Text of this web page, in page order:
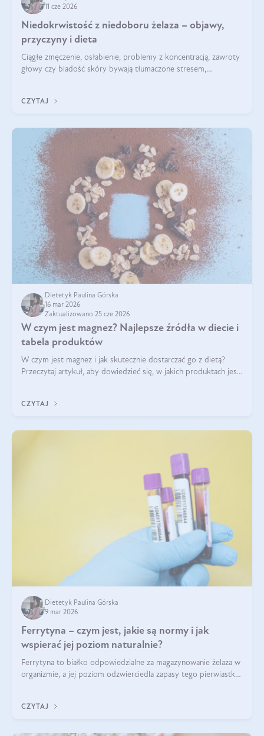
11 cze 2026
Niedokrwistość z niedoboru żelaza – objawy,
przyczyny i dieta
Ciągłe zmęczenie, osłabienie, problemy z koncentracją, zawroty
głowy czy bladość skóry bywają tłumaczone stresem,
CZYTAJ
Dietetyk Paulina Górska
16 mar 2026
Zaktualizowano 25 cze 2026
W czym jest magnez? Najlepsze źródła w diecie i
tabela produktów
W czym jest magnez i jak skutecznie dostarczać go z dietą?
Przeczytaj artykuł, aby dowiedzieć się, w jakich produktach jest
CZYTAJ
Dietetyk Paulina Górska
9 mar 2026
Ferrytyna – czym jest, jakie są normy i jak
wspierać jej poziom naturalnie?
Ferrytyna to białko odpowiedzialne za magazynowanie żelaza w
organizmie, a jej poziom odzwierciedla zapasy tego pierwiastka.
funkcjonowanie (
CZYTAJ